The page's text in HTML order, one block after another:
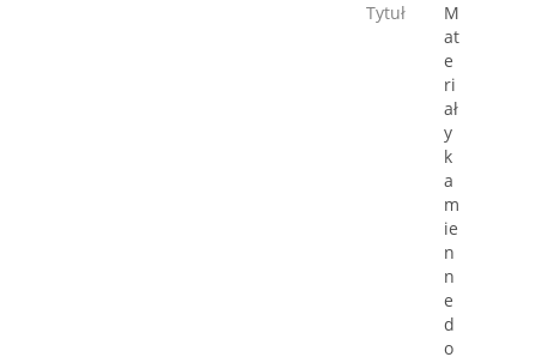
Tytuł
M
at
e
ri
ał
y
k
a
m
ie
n
n
e
d
o